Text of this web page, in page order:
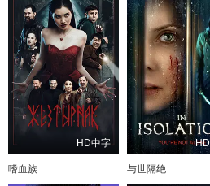
HD中字
嗜血族 与世隔绝